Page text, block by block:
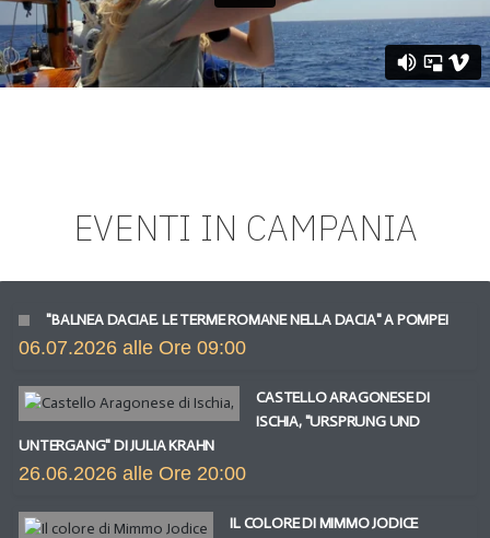
EVENTI IN CAMPANIA
"BALNEA DACIAE. LE TERME ROMANE NELLA DACIA" A POMPEI
06.07.2026 alle Ore 09:00
CASTELLO ARAGONESE DI
ISCHIA, "URSPRUNG UND
UNTERGANG" DI JULIA KRAHN
26.06.2026 alle Ore 20:00
IL COLORE DI MIMMO JODICE